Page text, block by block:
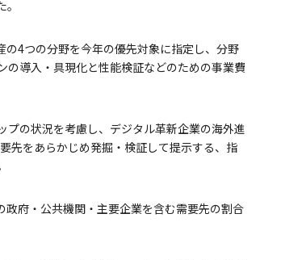
4つの分野を今年の優先対象に指定し、分野
導入・具現化と性能検証などのための事業費
の状況を考慮し、デジタル革新企業の海外進
先をあらかじめ発掘・検証して提示する、指
府・公共機関・主要企業を含む需要先の割合